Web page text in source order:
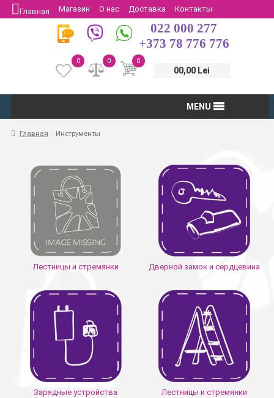
Главная Магазин О нас Доставка
Контакты
Защита потребителей
Возврат
022 000 277
+373 78 776 776
0
00,00 Lei
0
0
MENU
Главная Инструменты
Лестницы и стремянки Дверной замок и сердцевина
Зарядные устройства Лестницы и стремянки